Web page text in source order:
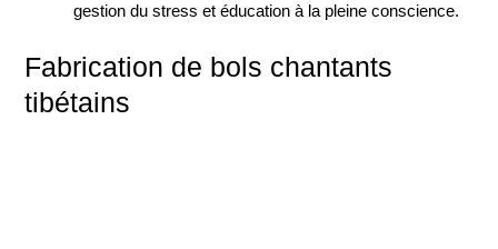
gestion du stress et éducation à la pleine conscience.
Fabrication de bols chantants
tibétains